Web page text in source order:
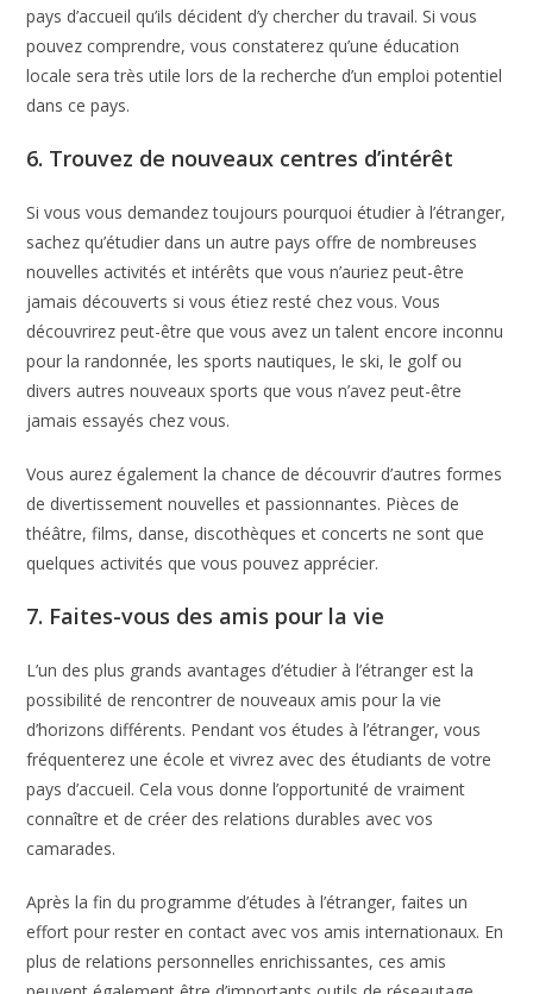
pays d’accueil qu’ils décident d’y chercher du travail. Si vous
pouvez comprendre, vous constaterez qu’une éducation
locale sera très utile lors de la recherche d’un emploi potentiel
dans ce pays.
6. Trouvez de nouveaux centres d’intérêt
Si vous vous demandez toujours pourquoi étudier à l’étranger,
sachez qu’étudier dans un autre pays offre de nombreuses
nouvelles activités et intérêts que vous n’auriez peut-être
jamais découverts si vous étiez resté chez vous. Vous
découvrirez peut-être que vous avez un talent encore inconnu
pour la randonnée, les sports nautiques, le ski, le golf ou
divers autres nouveaux sports que vous n’avez peut-être
jamais essayés chez vous.
Vous aurez également la chance de découvrir d’autres formes
de divertissement nouvelles et passionnantes. Pièces de
théâtre, films, danse, discothèques et concerts ne sont que
quelques activités que vous pouvez apprécier.
7. Faites-vous des amis pour la vie
L’un des plus grands avantages d’étudier à l’étranger est la
possibilité de rencontrer de nouveaux amis pour la vie
d’horizons différents. Pendant vos études à l’étranger, vous
fréquenterez une école et vivrez avec des étudiants de votre
pays d’accueil. Cela vous donne l’opportunité de vraiment
connaître et de créer des relations durables avec vos
camarades.
Après la fin du programme d’études à l’étranger, faites un
effort pour rester en contact avec vos amis internationaux. En
plus de relations personnelles enrichissantes, ces amis